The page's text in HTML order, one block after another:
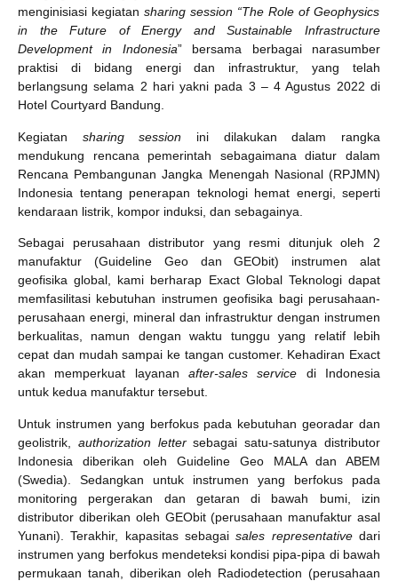
menginisiasi kegiatan sharing session “The Role of Geophysics
in the Future of Energy and Sustainable Infrastructure
Development in Indonesia” bersama berbagai narasumber
praktisi di bidang energi dan infrastruktur, yang telah
berlangsung selama 2 hari yakni pada 3 – 4 Agustus 2022 di
Hotel Courtyard Bandung.
Kegiatan sharing session ini dilakukan dalam rangka
mendukung rencana pemerintah sebagaimana diatur dalam
Rencana Pembangunan Jangka Menengah Nasional (RPJMN)
Indonesia tentang penerapan teknologi hemat energi, seperti
kendaraan listrik, kompor induksi, dan sebagainya.
Sebagai perusahaan distributor yang resmi ditunjuk oleh 2
manufaktur (Guideline Geo dan GEObit) instrumen alat
geofisika global, kami berharap Exact Global Teknologi dapat
memfasilitasi kebutuhan instrumen geofisika bagi perusahaan-
perusahaan energi, mineral dan infrastruktur dengan instrumen
berkualitas, namun dengan waktu tunggu yang relatif lebih
cepat dan mudah sampai ke tangan customer. Kehadiran Exact
akan memperkuat layanan after-sales service di Indonesia
untuk kedua manufaktur tersebut.
Untuk instrumen yang berfokus pada kebutuhan georadar dan
geolistrik, authorization lettersebagai satu-satunya distributor
Indonesia diberikan oleh Guideline Geo MALA dan ABEM
(Swedia). Sedangkan untuk instrumen yang berfokus pada
monitoring pergerakan dan getaran di bawah bumi, izin
distributor diberikan oleh GEObit (perusahaan manufaktur asal
Yunani). Terakhir, kapasitas sebagaisales representativedari
instrumen yang berfokus mendeteksi kondisi pipa-pipa di bawah
permukaan tanah, diberikan oleh Radiodetection (perusahaan